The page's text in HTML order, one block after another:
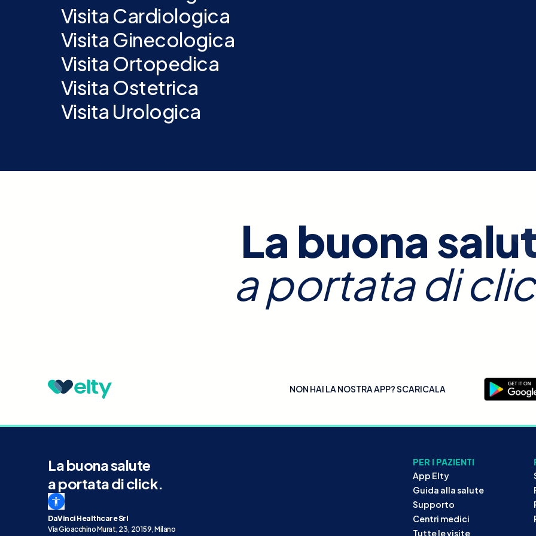
Visita Cardiologica
Visita Ginecologica
Visita Ortopedica
Visita Ostetrica
Visita Urologica
La buona
a portata di
NON HAI LA NOSTRA APP? SCARICALA
La buona salute
a portata di click.
DaVinci Healthcare Srl
Via Gioacchino Murat, 23, 20159, Milano
PER I PAZIENTI
App Elty
Guida alla salute
Supporto
Centri medici
Tutte le visite